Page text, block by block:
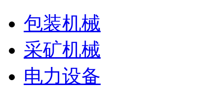
包装机械
采矿机械
电力设备